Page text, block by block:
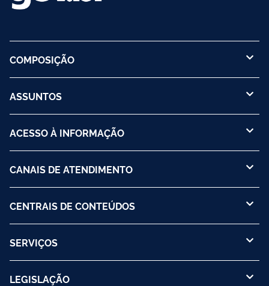
COMPOSIÇÃO
ASSUNTOS
ACESSO À INFORMAÇÃO
CANAIS DE ATENDIMENTO
CENTRAIS DE CONTEÚDOS
SERVIÇOS
LEGISLAÇÃO